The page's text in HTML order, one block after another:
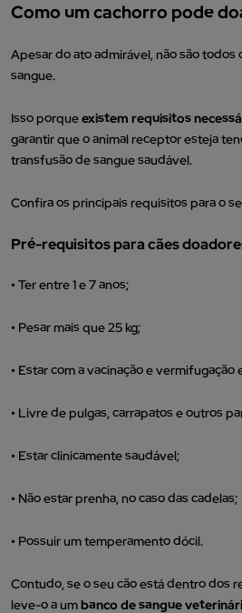
Como um cachorro pode
Apesar do ato admirável, não são todos
sangue.
Isso porqueexistem requisitos
garantir que o animal receptor esteja
transfusão de sangue saudável.
Confira os principais requisitos para o
Pré-requisitos para cães
• Ter entre 1 e 7 anos;
• Pesar mais que 25 kg;
• Estar com a vacinação e vermifugação
• Livre de pulgas, carrapatos e outros
• Estar clinicamente saudável;
• Não estar prenha, no caso das cadelas;
• Possuir um temperamento dócil.
Contudo, se o seu cão está dentro dos
leve-o a umbanco de sangue